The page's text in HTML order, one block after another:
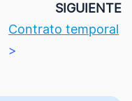
SIGUIENTE
Contrato temporal
>